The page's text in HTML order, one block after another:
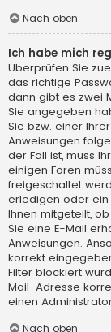
Nach oben
Ich habe mich
Überprüfen Sie
das richtige
dann gibt es zwei
Sie angegeben
Sie bzw. einer
Anweisungen
der Fall ist, muss
einigen Foren
freigeschaltet
erledigen oder ein
Ihnen mitgeteilt,
Sie eine E-Mail
Anweisungen.
korrekt
Filter blockiert
Mail-Adresse
einen
Nach oben